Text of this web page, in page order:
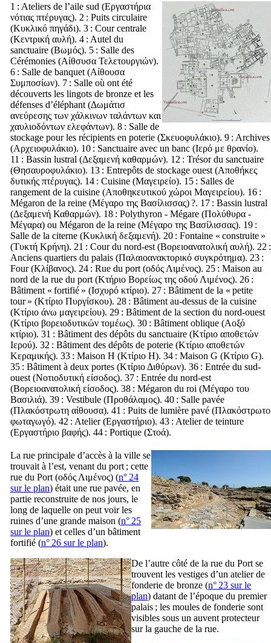
1 : Ateliers de l’aile sud (Εργαστήρια
νότιας πτέρυγας). 2 : Puits circulaire
(Κυκλικό πηγάδι). 3 : Cour centrale
(Κεντρική αυλή). 4 : Autel du
sanctuaire (Βωμός). 5 : Salle des
Cérémonies (Αίθσυσα Τελετουργιών).
6 : Salle de banquet (Αίθουσα
Συμποσίων). 7 : Salle où ont été
découverts les lingots de bronze et les
défenses d’éléphant (Δωμάτισ
ανεύρεσης των χάλκινων ταλάντων και
χαυλιοδόντων ελεφάντων). 8 : Salle de
stockage pour les récipients en poterie (Σκευοφυλάκιο). 9 : Archives
(Αρχειοφυλάκιο). 10 : Sanctuaire avec un banc (Ιερό με θρανίο).
11 : Bassin lustral (Δεξαμενή καθαρμών). 12 : Trésor du sanctuaire
(Θησαυροφυλάκιο). 13 : Entrepôts de stockage ouest (Αποθήκες
δυτικής πτέρυγας). 14 : Cuisine (Μαγειρείο). 15 : Salles de
rangement de la cuisine (Αποθηκευτικού χώροι Μαγειρείου). 16 :
Mégaron de la reine (Μέγαρο της Βασίλισσας) ?. 17 : Bassin lustral
(Δεξαμενή Καθαρμών). 18 : Polythyron - Mégare (Πολύθυρα -
Μέγαρα) ou Mégaron de la reine (Μέγαρο της Βασίλισσας). 19 :
Salle de la citerne (Κυκλική δεξαμενή). 20 : Fontaine « construite »
(Τυκτή Κρήνη). 21 : Cour du nord-est (Βορειοανατολική αυλή). 22 :
Anciens quartiers du palais (Παλαιοανακτορικό συγκρότημα). 23 :
Four (Κλίβανος). 24 : Rue du port (οδός Λιμένος). 25 : Maison au
nord de la rue du port (Κτήριο Βορείως της οδού Λιμένος). 26 :
Bâtiment « fortifié » (Ισχυρό κτίριο). 27 : Bâtiment de la « petite
tour » (Κτίριο Πυργίσκου). 28 : Bâtiment au-dessus de la cuisine
(Κτίριο άνω μαγειρείου). 29 : Bâtiment de la section du nord-ouest
(Κτίριο βορειοδυτικών τομέως). 30 : Bâtiment oblique (Αοξό
κτίριο). 31 : Bâtiment des dépôts du sanctuaire (Κτίριο αποθετών
Ιερού). 32 : Bâtiment des dépôts de poterie (Κτίριο αποθετών
Κεραμικής). 33 : Maison H (Κτίριο Η). 34 : Maison G (Κτίριο G).
35 : Bâtiment à deux portes (Κτίριο Διθύρων). 36 : Entrée du sud-
ouest (Νοτιοδυτική είσοδος). 37 : Entrée du nord-est
(Βορειοανατολική είσοδος). 38 : Mégaron du roi (Μέγαρο του
Βασιλιά). 39 : Vestibule (Προθάλαμος). 40 : Salle pavée
(Πλακόστρωτη αίθουσα). 41 : Puits de lumière pavé (Πλακόστρωτο
φωταγωγό). 42 : Atelier (Εργαστήριο). 43 : Atelier de teinture
(Εργαστήριο βαφής). 44 : Portique (Στοά).
La rue principale d’accès à la ville se
trouvait à l’est, venant du port ; cette
rue du Port (οδός Λιμένος) (n° 24
sur le plan) était une rue pavée, en
partie reconstruite de nos jours, le
long de laquelle on peut voir les
ruines d’une grande maison (n° 25
sur le plan) et celles d’un bâtiment
fortifié (n° 26 sur le plan).
De l’autre côté de la rue du Port se
trouvent les vestiges d’un atelier de
fonderie de bronze (n° 23 sur le
plan) datant de l’époque du premier
palais ; les moules de fonderie sont
visibles sous un auvent protecteur
sur la gauche de la rue.